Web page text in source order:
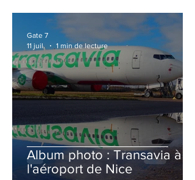
Album photo : Transavia à
l'aéroport de Nice
Gate 7
11 juil.
1 min de lecture